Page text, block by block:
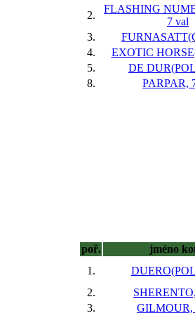
2.
FLASHING
7 val
3.
4.
EXOTIC
5.
DE
8.
PARPAR,
poř. jméno
1.
2.
3.
GILMOUR,